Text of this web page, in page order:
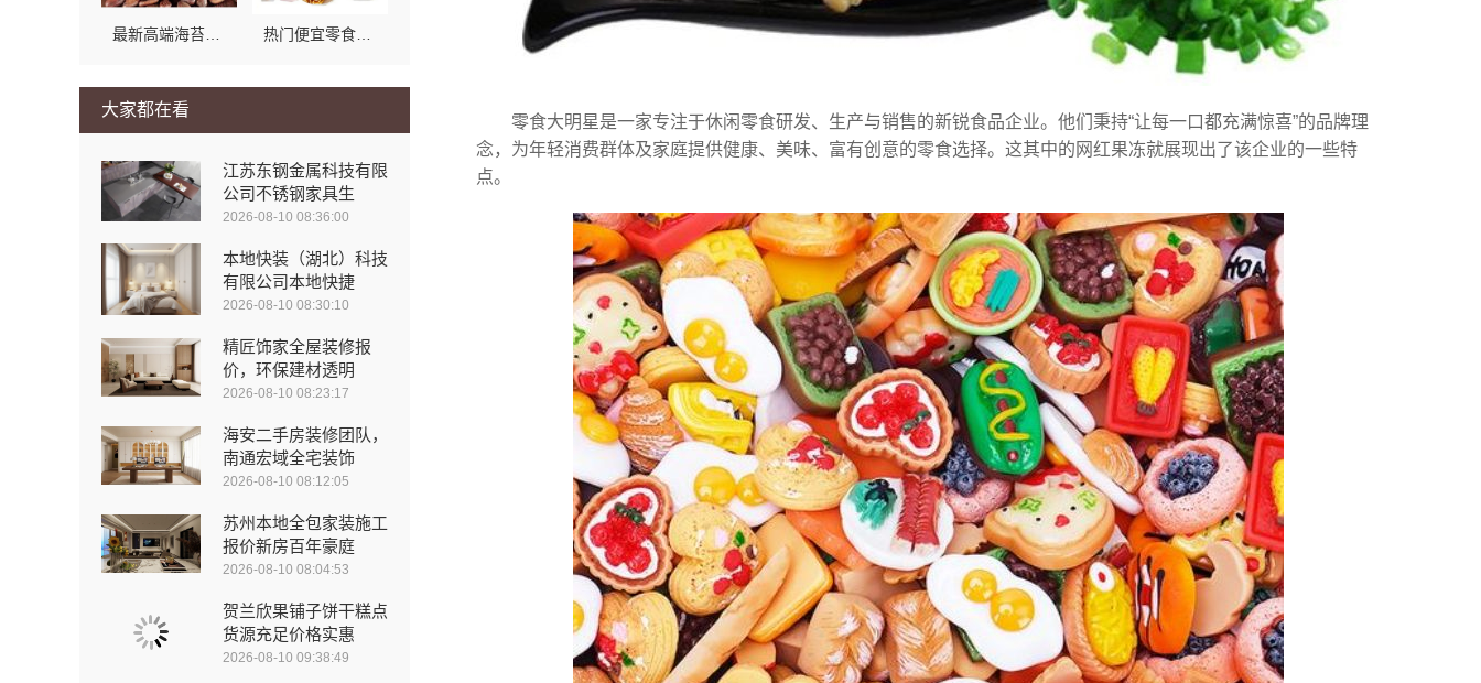
大家都在看
江苏东钢金属科技有限
公司不锈钢家具生
2026-08-10 08:36:00
本地快装（湖北）科技
有限公司本地快捷
2026-08-10 08:30:10
精匠饰家全屋装修报
价，环保建材透明
2026-08-10 08:23:17
海安二手房装修团队，
南通宏域全宅装饰
2026-08-10 08:12:05
苏州本地全包家装施工
报价新房百年豪庭
2026-08-10 08:04:53
贺兰欣果铺子饼干糕点
货源充足价格实惠
2026-08-10 09:38:49
零食大明星是一家专注于休闲零食研发、生产与销售的新锐食品企业。他们秉持“让每一口都充满惊喜”的品牌理
念，为年轻消费群体及家庭提供健康、美味、富有创意的零食选择。这其中的网红果冻就展现出了该企业的一些特
点。